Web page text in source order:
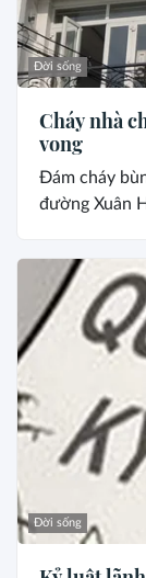
Đời sống
Cháy nhà
vong
Đám cháy
đường Xuân
Đời sống